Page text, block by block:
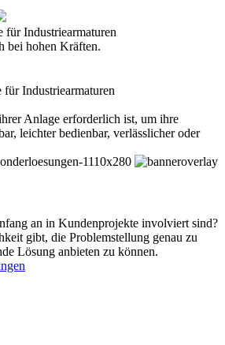
bei hohen Kräften.
Anlage erforderlich ist, um ihre
leichter bedienbar, verlässlicher oder
an in Kundenprojekte involviert sind?
gibt, die Problemstellung genau zu
Lösung anbieten zu können.